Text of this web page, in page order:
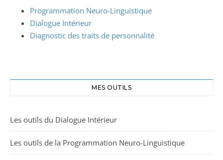
Programmation Neuro-Linguistique
Dialogue Intérieur
Diagnostic des traits de personnalité
MES OUTILS
Les outils du Dialogue Intérieur
Les outils de la Programmation Neuro-Linguistique